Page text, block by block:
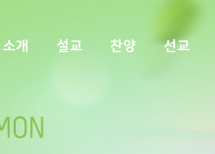
소개 설교 찬양 선교